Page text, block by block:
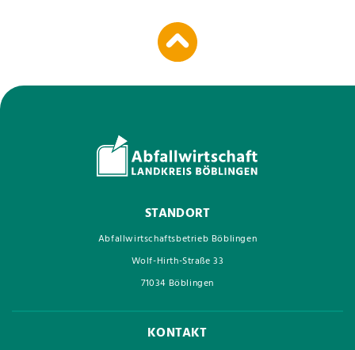
STANDORT
Abfallwirtschaftsbetrieb Böblingen
Wolf-Hirth-Straße 33
71034 Böblingen
KONTAKT